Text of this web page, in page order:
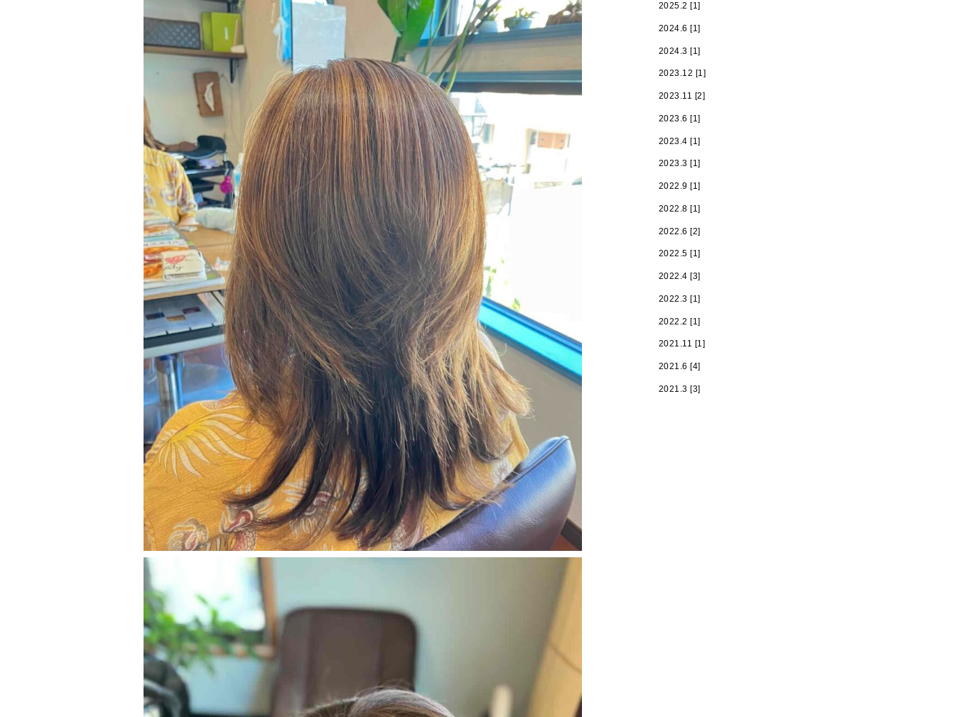
2025.2 [1]
2024.6 [1]
2024.3 [1]
2023.12 [1]
2023.11 [2]
2023.6 [1]
2023.4 [1]
2023.3 [1]
2022.9 [1]
2022.8 [1]
2022.6 [2]
2022.5 [1]
2022.4 [3]
2022.3 [1]
2022.2 [1]
2021.11 [1]
2021.6 [4]
2021.3 [3]